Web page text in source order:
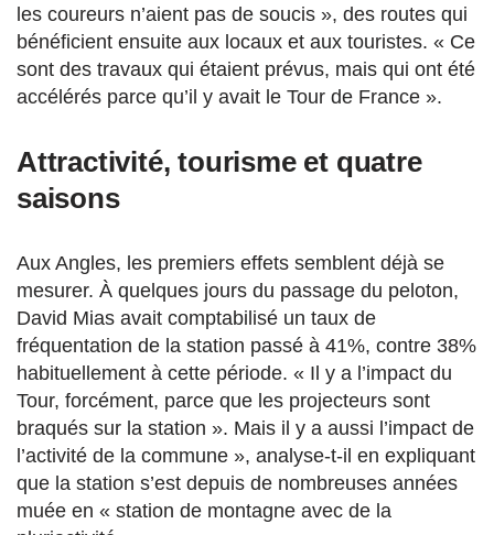
les coureurs n’aient pas de soucis », des routes qui
bénéficient ensuite aux locaux et aux touristes. « Ce
sont des travaux qui étaient prévus, mais qui ont été
accélérés parce qu’il y avait le Tour de France ».
Attractivité, tourisme et quatre
saisons
Aux Angles, les premiers effets semblent déjà se
mesurer. À quelques jours du passage du peloton,
David Mias avait comptabilisé un taux de
fréquentation de la station passé à 41%, contre 38%
habituellement à cette période. « Il y a l’impact du
Tour, forcément, parce que les projecteurs sont
braqués sur la station ». Mais il y a aussi l’impact de
l’activité de la commune », analyse-t-il en expliquant
que la station s’est depuis de nombreuses années
muée en « station de montagne avec de la